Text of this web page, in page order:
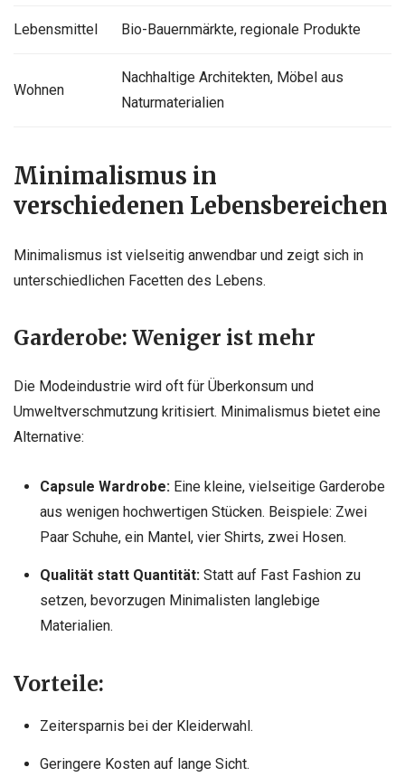
Lebensmittel Bio-Bauernmärkte, regionale Produkte
Wohnen
Nachhaltige Architekten, Möbel aus
Naturmaterialien
Minimalismus in
verschiedenen Lebensbereichen
Minimalismus ist vielseitig anwendbar und zeigt sich in
unterschiedlichen Facetten des Lebens.
Garderobe: Weniger ist mehr
Die Modeindustrie wird oft für Überkonsum und
Umweltverschmutzung kritisiert. Minimalismus bietet eine
Alternative:
Capsule Wardrobe:Eine kleine, vielseitige Garderobe
aus wenigen hochwertigen Stücken. Beispiele: Zwei
Paar Schuhe, ein Mantel, vier Shirts, zwei Hosen.
Qualität statt Quantität:Statt auf Fast Fashion zu
setzen, bevorzugen Minimalisten langlebige
Materialien.
Vorteile:
Zeitersparnis bei der Kleiderwahl.
Geringere Kosten auf lange Sicht.